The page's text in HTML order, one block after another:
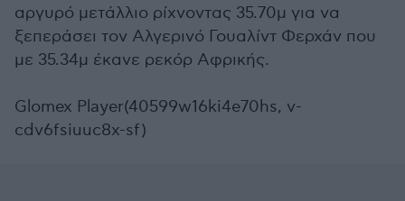
αργυρό μετάλλιο ρίχνοντας 35.70μ για να
ξεπεράσει τον Αλγερινό Γουαλίντ Φερχάν που
με 35.34μ έκανε ρεκόρ Αφρικής.
Glomex Player(40599w16ki4e70hs, v-
cdv6fsiuuc8x-sf)